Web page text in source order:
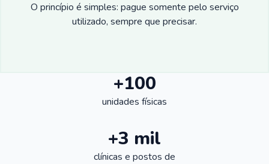
O princípio é simples: pague somente pelo serviço
utilizado, sempre que precisar.
+100
unidades físicas
+3 mil
clínicas e postos de